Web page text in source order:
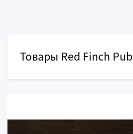
Товары Red Finch Pub